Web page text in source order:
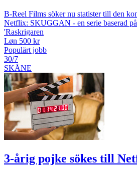
B-Reel Films söker nu statister till den
Netflix: SKUGGAN - en serie baserad
'Raskrigaren
Løn 500 kr
Populärt jobb
30/7
SKÅNE
3-årig pojke sökes till